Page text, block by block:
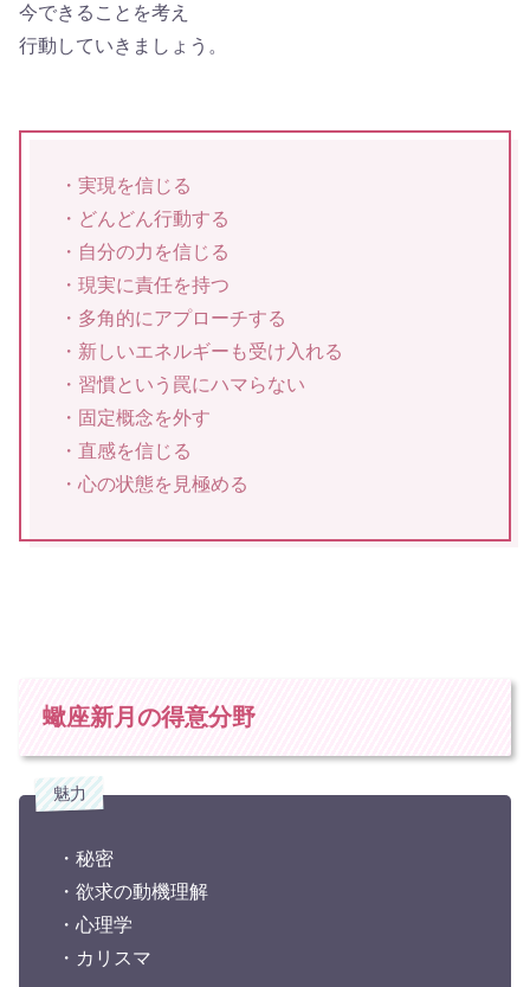
今できることを考え
行動していきましょう。
・実現を信じる
・どんどん行動する
・自分の力を信じる
・現実に責任を持つ
・多角的にアプローチする
・新しいエネルギーも受け入れる
・習慣という罠にハマらない
・固定概念を外す
・直感を信じる
・心の状態を見極める
蠍座新月の得意分野
魅力
・秘密
・欲求の動機理解
・心理学
・カリスマ